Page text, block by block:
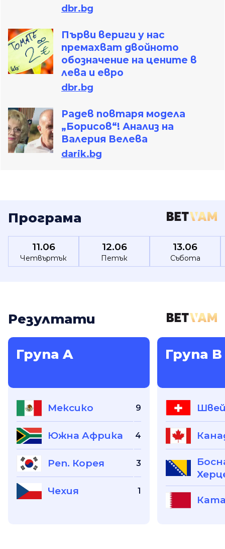
dbr.bg
Първи вериги у нас
премахват двойното
обозначение на цените в
лева и евро
dbr.bg
Радев повтаря модела
„Борисов“! Анализ на
Валерия Велева
darik.bg
Програма
11.06
Четвъртък
12.06
Петък
13.06
Събота
Резултати
Група A
Мексико 9
Южна Африка 4
Реп. Корея 3
Чехия 1
Група B